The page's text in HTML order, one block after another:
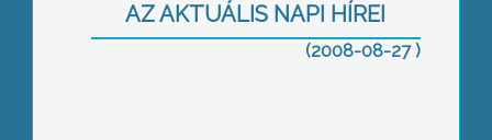
AZ AKTUÁLIS NAPI HÍREI
(2008-08-27 )
. Megnövekedett a halálos közúti